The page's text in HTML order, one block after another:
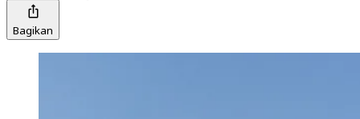
Bagikan